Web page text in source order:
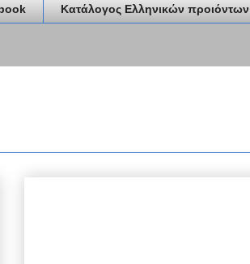
Κατάλογος Ελληνικών προιόντων